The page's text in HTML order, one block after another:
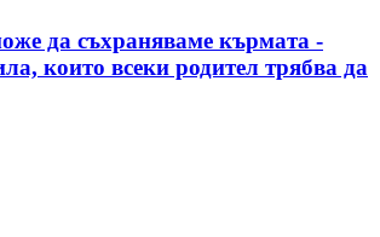
да съхраняваме кърмата -
които всеки родител трябва да